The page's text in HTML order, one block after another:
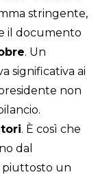
stringente,
il documento
. Un
significativa ai
non
. È così che
dal
piuttosto un